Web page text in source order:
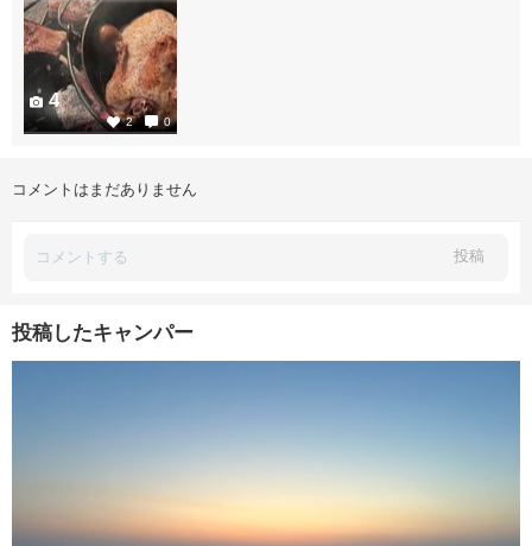
2 0
4
コメントはまだありません
投稿
投稿したキャンパー